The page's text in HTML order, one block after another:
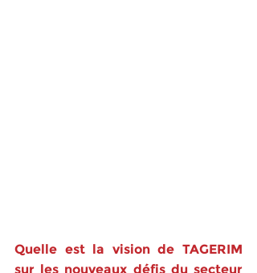
Quelle est la vision de TAGERIM
sur les nouveaux défis du secteur